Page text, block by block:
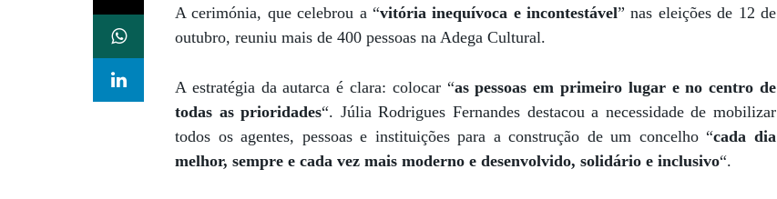
A cerimónia, que celebrou a “vitória inequívoca e incontestável” nas eleições de 12 de
outubro, reuniu mais de 400 pessoas na Adega Cultural.
A estratégia da autarca é clara: colocar “as pessoas em primeiro lugar e no centro de
todas as prioridades“. Júlia Rodrigues Fernandes destacou a necessidade de mobilizar
todos os agentes, pessoas e instituições para a construção de um concelho “cada dia
melhor, sempre e cada vez mais moderno e desenvolvido, solidário e inclusivo“.